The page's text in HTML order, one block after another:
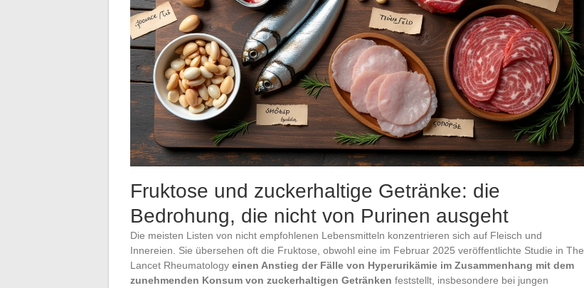
Fruktose und zuckerhaltige Getränke: die
Bedrohung, die nicht von Purinen ausgeht
Die meisten Listen von nicht empfohlenen Lebensmitteln konzentrieren sich auf Fleisch und
Innereien. Sie übersehen oft die Fruktose, obwohl eine im Februar 2025 veröffentlichte Studie in The
Lancet Rheumatology einen Anstieg der Fälle von Hyperurikämie im Zusammenhang mit dem
zunehmenden Konsum von zuckerhaltigen Getränken feststellt, insbesondere bei jungen